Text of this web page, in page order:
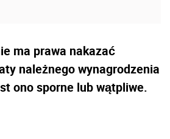
ma prawa nakazać
należnego wynagrodzenia
ono sporne lub wątpliwe.